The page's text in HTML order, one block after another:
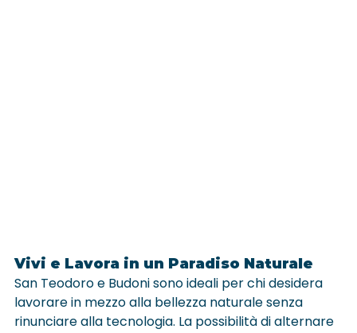
Vivi e Lavora in un Paradiso Naturale
San Teodoro e Budoni sono ideali per chi desidera
lavorare in mezzo alla bellezza naturale senza
rinunciare alla tecnologia. La possibilità di alternare